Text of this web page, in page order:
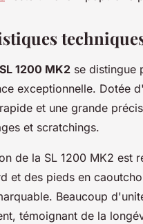
1200 MK2 se distingue
exceptionnelle. Dotée
et une grande
et scratchings.
de la SL 1200 MK2 est
et des pieds en
Beaucoup
témoignant de la